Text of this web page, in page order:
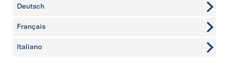
Deutsch
Français
Italiano